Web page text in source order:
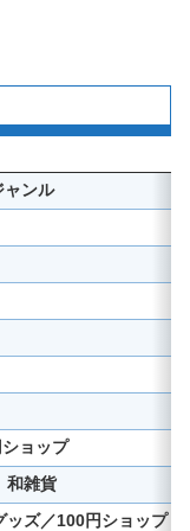
ャンル
ョップ
和雑貨
ッズ／100円ショップ